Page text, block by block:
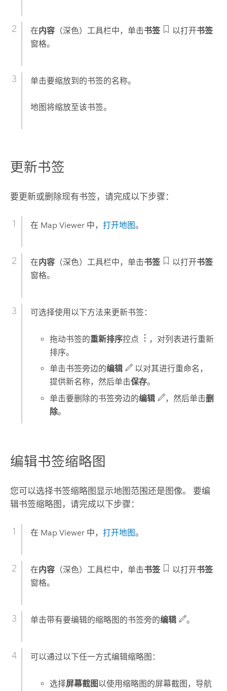
在内容（深色）工具栏中，单击书签 以打开书签
窗格。
单击要缩放到的书签的名称。
地图将缩放至该书签。
更新书签
要更新或删除现有书签，请完成以下步骤：
在 Map Viewer中， 打开地图。
在内容（深色）工具栏中，单击书签 以打开书签
窗格。
可选择使用以下方法来更新书签：
拖动书签的重新排序控点
，对列表进行重新
排序。
单击书签旁边的编辑
以对其进行重命名，
提供新名称，然后单击保存。
单击要删除的书签旁边的编辑 ，然后单击删
除。
编辑书签缩略图
您可以选择书签缩略图显示地图范围还是图像。 要编
辑书签缩略图，请完成以下步骤：
在 Map Viewer中， 打开地图。
在内容（深色）工具栏中，单击书签 以打开书签
窗格。
单击带有要编辑的缩略图的书签旁的编辑 。
可以通过以下任一方式编辑缩略图：
选择屏幕截图以使用缩略图的屏幕截图，导航